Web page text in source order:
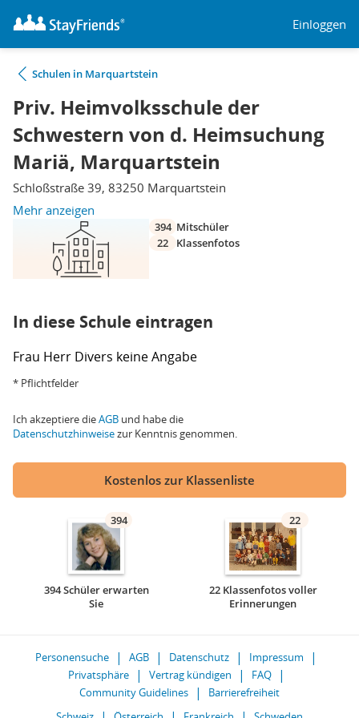
Einloggen
Schulen in Marquartstein
Priv. Heimvolksschule der
Schwestern von d. Heimsuchung
Mariä, Marquartstein
Schloßstraße 39, 83250 Marquartstein
Mehr anzeigen
394 Mitschüler
22
Klassenfotos
In diese Schule eintragen
Frau Herr Divers keine Angabe
* Pflichtfelder
Ich akzeptiere dieAGB und habe die
Datenschutzhinweisezur Kenntnis genommen.
Kostenlos zur Klassenliste
394
394 Schüler erwarten
Sie
22
22 Klassenfotos voller
Erinnerungen
Personensuche AGB Datenschutz
Impressum
Privatsphäre
Vertrag kündigen
FAQ
Community Guidelines
Barrierefreiheit